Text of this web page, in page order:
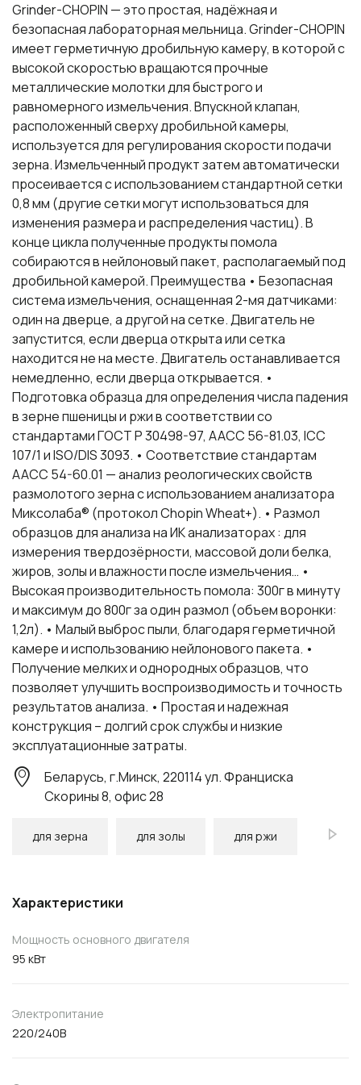
Grinder-CHOPIN — это простая, надёжная и
безопасная лабораторная мельница. Grinder-CHOPIN
имеет герметичную дробильную камеру, в которой с
высокой скоростью вращаются прочные
металлические молотки для быстрого и
равномерного измельчения. Впускной клапан,
расположенный сверху дробильной камеры,
используется для регулирования скорости подачи
зерна. Измельченный продукт затем автоматически
просеивается с использованием стандартной сетки
0,8 мм (другие сетки могут использоваться для
изменения размера и распределения частиц). В
конце цикла полученные продукты помола
собираются в нейлоновый пакет, располагаемый под
дробильной камерой. Преимущества • Безопасная
система измельчения, оснащенная 2-мя датчиками:
один на дверце, а другой на сетке. Двигатель не
запустится, если дверца открыта или сетка
находится не на месте. Двигатель останавливается
немедленно, если дверца открывается. •
Подготовка образца для определения числа падения
в зерне пшеницы и ржи в соответствии со
стандартами ГОСТ Р 30498-97, AACC 56-81.03, ICC
107/1 и ISO/DIS 3093. • Соответствие стандартам
AACC 54-60.01 — анализ реологических свойств
размолотого зерна с использованием анализатора
Миксолаба® (протокол Chopin Wheat+). • Размол
образцов для анализа на ИК анализаторах : для
измерения твердозёрности, массовой доли белка,
жиров, золы и влажности после измельчения… •
Высокая производительность помола: 300г в минуту
и максимум до 800г за один размол (объем воронки:
1,2л). • Малый выброс пыли, благодаря герметичной
камере и использованию нейлонового пакета. •
Получение мелких и однородных образцов, что
позволяет улучшить воспроизводимость и точность
результатов анализа. • Простая и надежная
конструкция – долгий срок службы и низкие
эксплуатационные затраты.
Беларусь, г.Минск, 220114 ул. Франциска
Скорины 8, офис 28
для зерна для золы для ржи
Характеристики
Мощность основного двигателя
95 кВт
Электропитание
220/240В